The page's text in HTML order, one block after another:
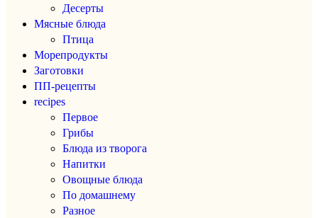
Десерты
Мясные блюда
Птица
Морепродукты
Заготовки
ПП-рецепты
recipes
Первое
Грибы
Блюда из творога
Напитки
Овощные блюда
По домашнему
Разное